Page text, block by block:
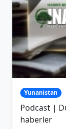
Yunanistan
Podcast |
haberler